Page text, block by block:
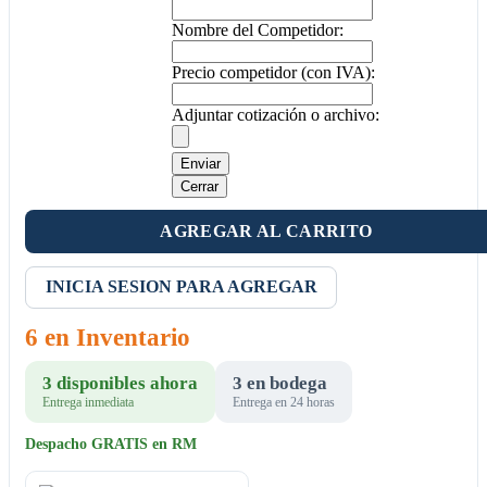
Nombre del Competidor:
Precio competidor (con IVA):
Adjuntar cotización o archivo:
Enviar
Cerrar
AGREGAR AL CARRITO
INICIA SESION PARA AGREGAR
6 en Inventario
3 disponibles ahora
Entrega inmediata
3 en bodega
Entrega en 24 horas
Despacho GRATIS en RM